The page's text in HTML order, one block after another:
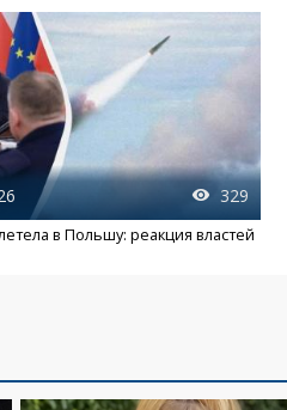
329
в Польшу: реакция властей